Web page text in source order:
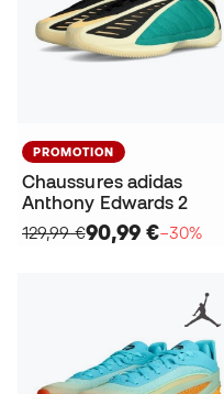
PROMOTION
Chaussures adidas
Anthony Edwards 2
129,99 €90,99 €−30%